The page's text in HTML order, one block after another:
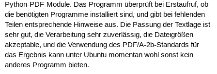
Python-PDF-Module. Das Programm überprüft bei Erstaufruf, ob
die benötigten Programme installiert sind, und gibt bei fehlenden
Teilen entsprechende Hinweise aus. Die Passung der Textlage ist
sehr gut, die Verarbeitung sehr zuverlässig, die Dateigrößen
akzeptable, und die Verwendung des PDF/A-2b-Standards für
das Ergebnis kann unter Ubuntu momentan wohl sonst kein
anderes Programm bieten.